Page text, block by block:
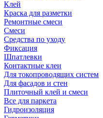
Клей
Краска для разметки
Ремонтные смеси
Смеси
Средства по уходу
Фиксация
Шпатлевки
Контактные клеи
Для токопроводящих систем
Для фасадов и стен
Плиточный клей и смеси
Все для паркета
Гидроизоляция